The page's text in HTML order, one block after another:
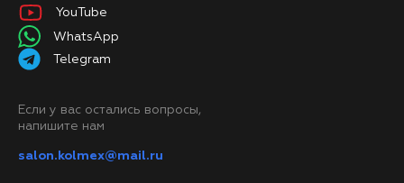
YouTube
WhatsApp
Telegram
Если у вас остались вопросы,
напишите нам
salon.kolmex@mail.ru